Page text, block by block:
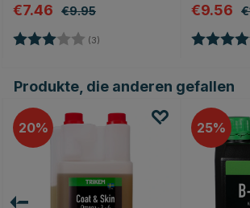
€7.46 €9.95
Bewertung: (3)
€9.56
Bewertung:
Produkte, die anderen gefallen
20 25